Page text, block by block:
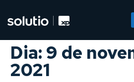
Dia: 9 de
2021